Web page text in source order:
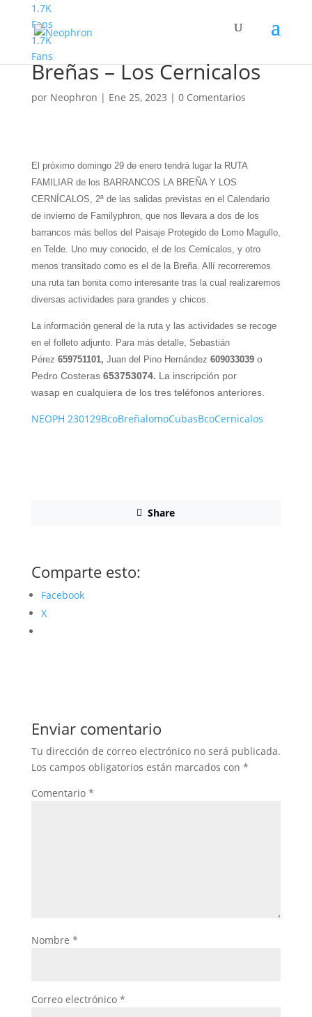
1.7K
Fans
1.7K
Fans
Familyphron Bco. Las
Breñas – Los Cernicalos
por Neophron | Ene 25, 2023 | 0 Comentarios
El próximo domingo 29 de enero tendrá lugar la RUTA
FAMILIAR de los BARRANCOS LA BREÑA Y LOS
CERNÍCALOS, 2ª de las salidas previstas en el Calendario
de invierno de Familyphron, que nos llevara a dos de los
barrancos más bellos del Paisaje Protegido de Lomo Magullo,
en Telde. Uno muy conocido, el de los Cernícalos, y otro
menos transitado como es el de la Breña. Allí recorreremos
una ruta tan bonita como interesante tras la cual realizaremos
diversas actividades para grandes y chicos.
La información general de la ruta y las actividades se recoge
en el folleto adjunto. Para más detalle, Sebastián
Pérez 659751101, Juan del Pino Hernández 609033039 o
Pedro Costeras 653753074. La inscripción por
wasap en cualquiera de los tres teléfonos anteriores.
NEOPH 230129BcoBreñalomoCubasBcoCernicalos
Share
Comparte esto:
Facebook
X
Enviar comentario
Tu dirección de correo electrónico no será publicada.
Los campos obligatorios están marcados con *
Comentario *
Nombre *
Correo electrónico *